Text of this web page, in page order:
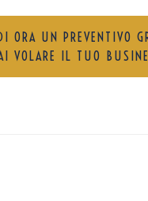
ORA UN PREVENTIVO
VOLARE IL TUO